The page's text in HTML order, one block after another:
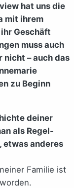
hat uns die
mit ihrem
Geschäft
muss auch
nicht – auch das
zu Beginn
deiner
als Regel-
etwas anderes
Familie ist